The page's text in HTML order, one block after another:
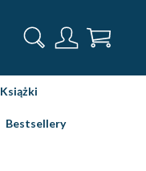
Książki
Bestsellery